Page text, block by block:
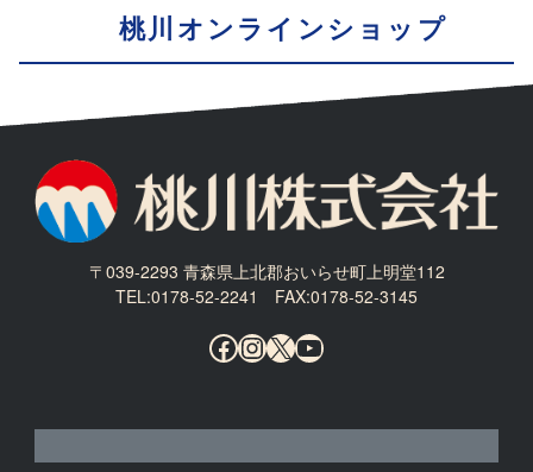
桃川オンラインショップ
〒039-2293 青森県上北郡おいらせ町上明堂112
TEL:0178-52-2241 FAX:0178-52-3145
Facebook
Instagram
X YouTube